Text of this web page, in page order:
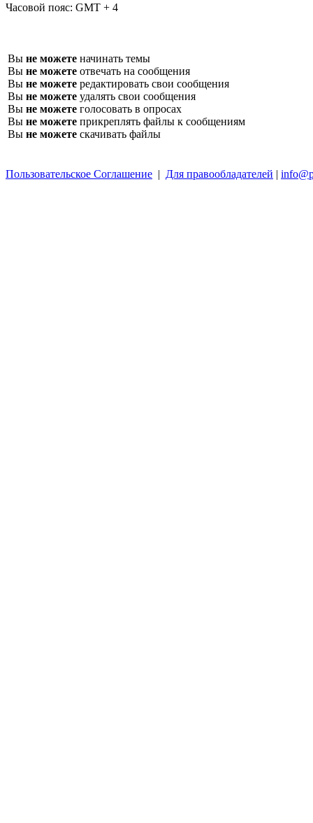
Часовой пояс: GMT + 4
Вы не можете начинать темы
Вы не можете отвечать на сообщения
Вы не можете редактировать свои сообщения
Вы не можете удалять свои сообщения
Вы не можете голосовать в опросах
Вы не можете прикреплять файлы к сообщениям
Вы не можете скачивать файлы
Пользовательское Соглашение | Для правообладателей |